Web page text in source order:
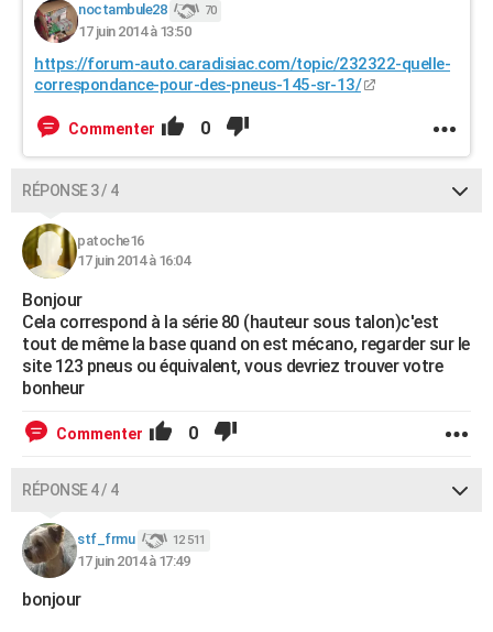
noctambule28 70
17 juin 2014 à 13:50
https://forum-auto.caradisiac.com/topic/232322-quelle-
correspondance-pour-des-pneus-145-sr-13/
Commenter 0
RÉPONSE 3 / 4
patoche16
17 juin 2014 à 16:04
Bonjour
Cela correspond à la série 80 (hauteur sous talon)c'est
tout de même la base quand on est mécano, regarder sur le
site 123 pneus ou équivalent, vous devriez trouver votre
bonheur
Commenter 0
RÉPONSE 4 / 4
stf_frmu 12 511
17 juin 2014 à 17:49
bonjour